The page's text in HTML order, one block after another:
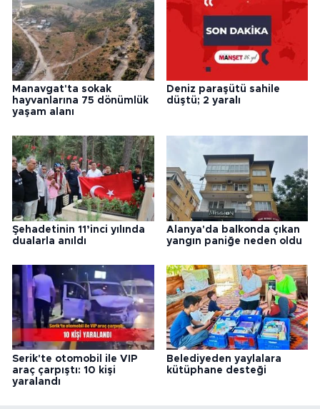
Manavgat'ta sokak
hayvanlarına 75 dönümlük
yaşam alanı
Deniz paraşütü sahile
düştü; 2 yaralı
Şehadetinin 11’inci yılında
dualarla anıldı
Alanya'da balkonda çıkan
yangın paniğe neden oldu
Serik'te otomobil ile VIP
araç çarpıştı: 10 kişi
yaralandı
Belediyeden yaylalara
kütüphane desteği